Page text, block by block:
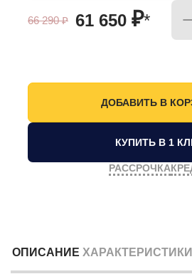
66 290₽ 61 650 ₽*
КУПИТЬ В 1
РАССРОЧКА
ОПИСАНИЕ ХАРАКТЕРИСТИКИ